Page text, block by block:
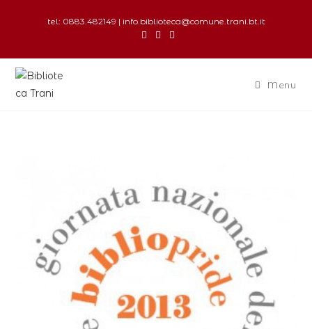
tel: 0883.482149 | info.biblioteca@comune.trani.bt.it
Menu